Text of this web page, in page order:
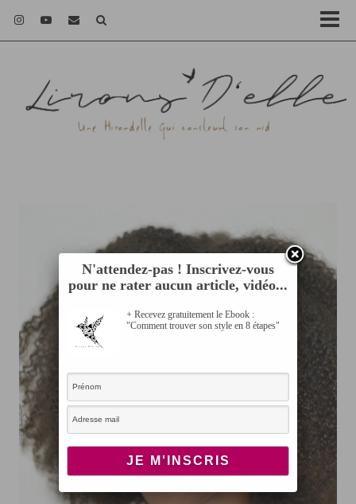
N'attendez-pas ! Inscrivez-vous
pour ne rater aucun article, vidéo...
+ Recevez gratuitement le Ebook :
"Comment trouver son style en 8 étapes"